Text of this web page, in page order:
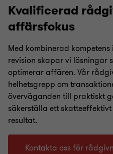
Kvalificerad
affärsfokus
Med kombinerad
revision skapar vi lösningar
optimerar affären. Vår
helhetsgrepp om
överväganden till praktiskt
säkerställa ett
resultat.
Kontakta oss för